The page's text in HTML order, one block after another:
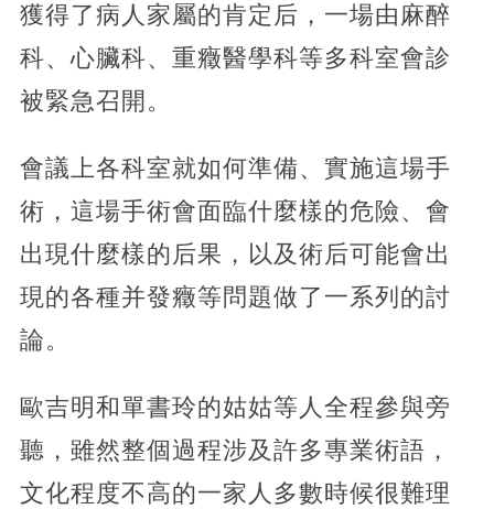
獲得了病人家屬的肯定后，一場由麻醉
科、心臟科、重癥醫學科等多科室會診
被緊急召開。
會議上各科室就如何準備、實施這場手
術，這場手術會面臨什麼樣的危險、會
出現什麼樣的后果，以及術后可能會出
現的各種并發癥等問題做了一系列的討
論。
歐吉明和單書玲的姑姑等人全程參與旁
聽，雖然整個過程涉及許多專業術語，
文化程度不高的一家人多數時候很難理